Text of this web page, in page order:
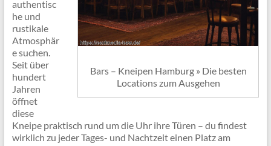
Bars – Kneipen Hamburg » Die besten
Locations zum Ausgehen
authentisc
he und
rustikale
Atmosphär
e suchen.
Seit über
hundert
Jahren
öffnet
diese
Kneipe praktisch rund um die Uhr ihre Türen – du findest
wirklich zu jeder Tages- und Nachtzeit einen Platz am